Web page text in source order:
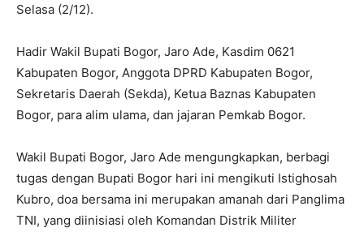
Selasa (2/12).
Hadir Wakil Bupati Bogor, Jaro Ade, Kasdim 0621
Kabupaten Bogor, Anggota DPRD Kabupaten Bogor,
Sekretaris Daerah (Sekda), Ketua Baznas Kabupaten
Bogor, para alim ulama, dan jajaran Pemkab Bogor.
Wakil Bupati Bogor, Jaro Ade mengungkapkan, berbagi
tugas dengan Bupati Bogor hari ini mengikuti Istighosah
Kubro, doa bersama ini merupakan amanah dari Panglima
TNI, yang diinisiasi oleh Komandan Distrik Militer